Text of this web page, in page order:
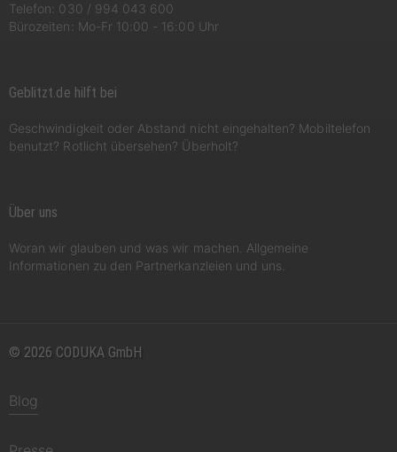
Telefon: 030 / 994 043 600
Bürozeiten: Mo-Fr 10:00 - 16:00 Uhr
Geblitzt.de hilft bei
Geschwindigkeit oder Abstand nicht eingehalten? Mobiltelefon
benutzt? Rotlicht übersehen? Überholt?
Über uns
Woran wir glauben und was wir machen. Allgemeine
Informationen zu den Partnerkanzleien und uns.
© 2026 CODUKA GmbH
Blog